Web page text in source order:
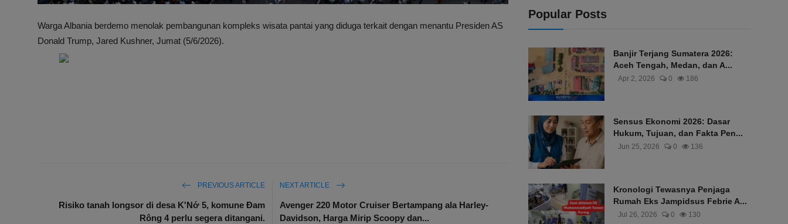
Warga Albania berdemo menolak pembangunan kompleks wisata pantai yang diduga terkait dengan menantu Presiden AS
Donald Trump, Jared Kushner, Jumat (5/6/2026).
PREVIOUS ARTICLE
Risiko tanah longsor di desa K'Nớ 5, komune Đam
Rông 4 perlu segera ditangani.
NEXT ARTICLE
Avenger 220 Motor Cruiser Bertampang ala Harley-
Davidson, Harga Mirip Scoopy dan...
Popular Posts
Banjir Terjang Sumatera 2026:
Aceh Tengah, Medan, dan A...
Apr 2, 2026 0 186
Sensus Ekonomi 2026: Dasar
Hukum, Tujuan, dan Fakta Pen...
Jun 25, 2026 0 136
Kronologi Tewasnya Penjaga
Rumah Eks Jampidsus Febrie A...
Jul 26, 2026 0 130